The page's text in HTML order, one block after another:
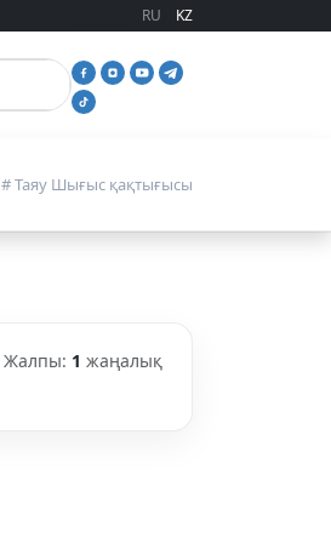
RU KZ
# Таяу Шығыс қақтығысы
Жалпы: 1 жаңалық